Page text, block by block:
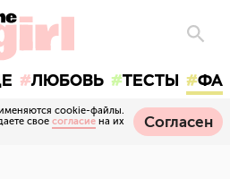
ЛЮБОВЬ ТЕСТЫ
cookie-файлы.
свое согласие на их
Согласен